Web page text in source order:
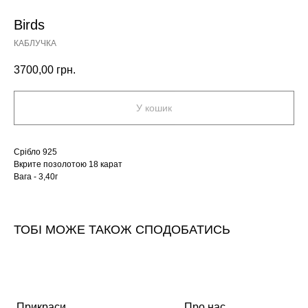
Birds
КАБЛУЧКА
3700,00 грн.
У кошик
Срібло 925
Вкрите позолотою 18 карат
Вага - 3,40г
ТОБІ МОЖЕ ТАКОЖ СПОДОБАТИСЬ